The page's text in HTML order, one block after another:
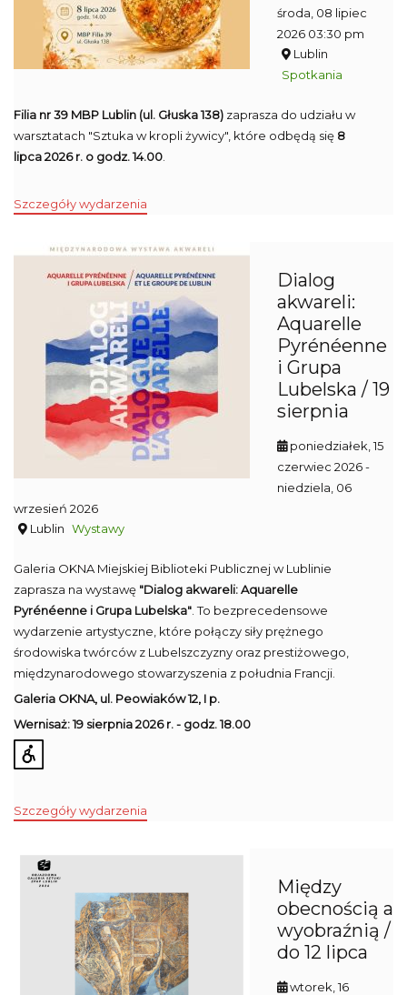
środa, 08 lipiec
2026 03:30 pm
Lublin
Spotkania
Filia nr 39 MBP Lublin (ul. Głuska 138) zaprasza do udziału w
warsztatach "Sztuka w kropli żywicy", które odbędą się 8
lipca 2026 r. o godz. 14.00
Szczegóły wydarzenia
Dialog
akwareli:
Aquarelle
Pyrénéenne
i Grupa
Lubelska / 19
sierpnia
poniedziałek, 15
czerwiec 2026-
niedziela, 06
wrzesień 2026
Lublin Wystawy
Galeria OKNA Miejskiej Biblioteki Publicznej w Lublinie
zaprasza na wystawę "Dialog akwareli: Aquarelle
Pyrénéenne i Grupa Lubelska" . To bezprecedensowe
wydarzenie artystyczne, które połączy siły prężnego
środowiska twórców z Lubelszczyzny oraz prestiżowego,
międzynarodowego stowarzyszenia z południa Francji.
Galeria OKNA, ul. Peowiaków 12, I p.
Wernisaż: 19 sierpnia 2026 r. - godz. 18.00
Szczegóły wydarzenia
Między
obecnością a
wyobraźnią /
do 12 lipca
wtorek, 16